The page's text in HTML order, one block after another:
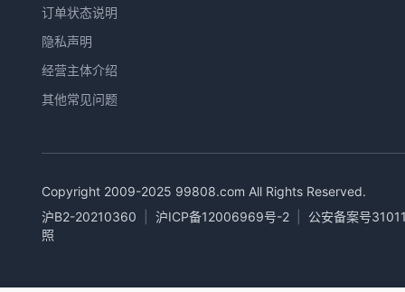
订单状态说明
隐私声明
经营主体介绍
其他常见问题
Copyright 2009-2025 99808.com All Rights Reserved.
沪B2-20210360
沪ICP备12006969号-2
公安备案号
照